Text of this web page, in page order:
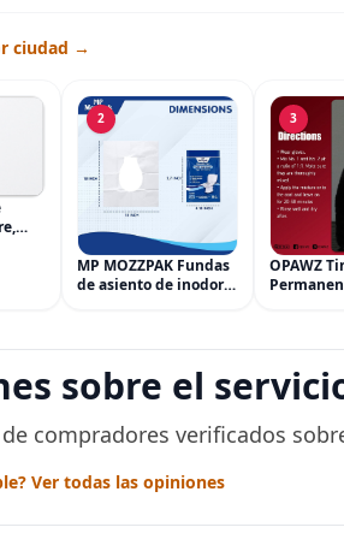
ciudad →
2
MP MOZZPAK Fundas
de asiento de inodoro
para entrenamiento
3
OPAWZ
una
sobre el
de compradores verificados
Ver todas las opiniones